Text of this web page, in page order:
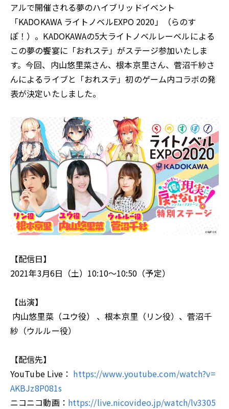
アルで開催される夢のハイブリッドイベント
「KADOKAWA ライトノベルEXPO 2020」（らのす
ぽ！）。KADOKAWAの5大ライトノベルレーベルによる
この夢の饗宴に「おれステ」がステージ参加いたしま
す。今回、内山悠里菜さん、根本京里さん、菅沼千紗さ
んによるライブと「おれステ」初のゲーム内コラボの発
表が決定いたしました。
【配信日】
2021年3月6日（土）10:10～10:50（予定）
【出演】
内山悠里菜（ユウ役） 、根本京里（リン役）、菅沼千
紗（ウルルー役）
【配信先】
YouTube Live： https://www.youtube.com/watch?v=
AKBJz8P081s
ニコニコ動画： https://live.nicovideo.jp/watch/lv3305